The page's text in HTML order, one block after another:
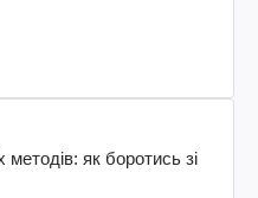
як боротись зі